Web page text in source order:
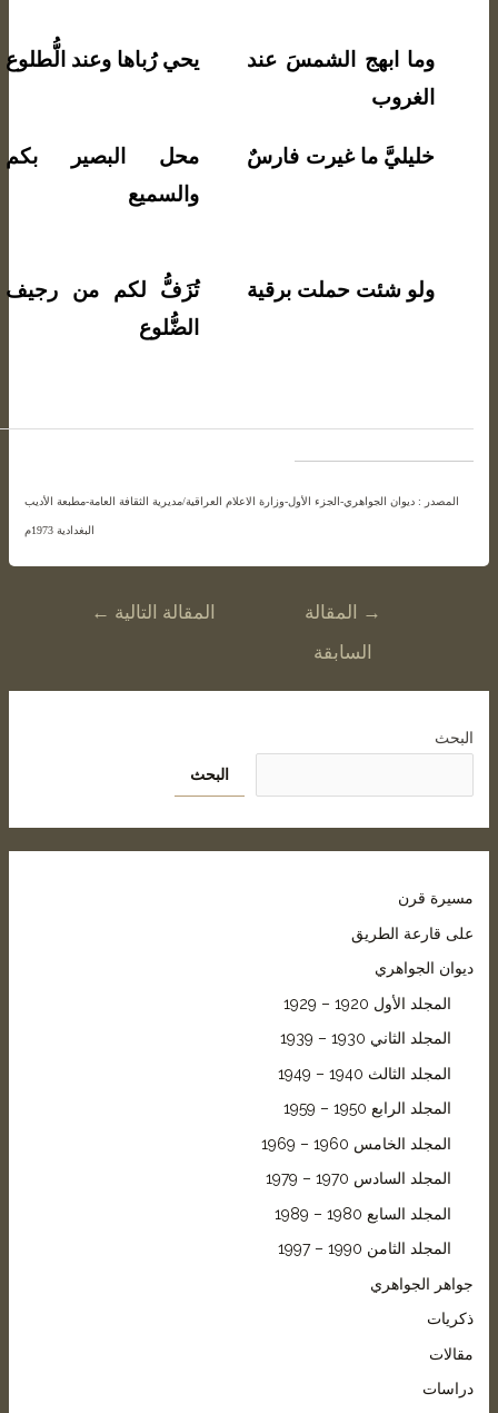
البحث
قرن
قارعة الطريق
الجواهري
المجلد الأول 1920 – 1929
المجلد الثاني 1930 – 1939
المجلد الثالث 1940 – 1949
المجلد الرابع 1950 – 1959
المجلد الخامس 1960 – 1969
المجلد السادس 1970 – 1979
المجلد السابع 1980 – 1989
المجلد الثامن 1990 – 1997
الجواهري
وما ابهج الشمسَ عند
الغروب
يحي رُباها وعند الُّطلوع
خليليَّ ما غيرت فارسٌ
محل البصير بكم
والسميع
ولو شئت حملت برقية
تُزَفُّ لكم من رجيف
الضُّلوع
المصدر : ديوان الجواهري-الجزء الأول-وزارة الاعلام العراقية/مديرية الثقافة العامة-مطبعة الأديب
البغدادية 1973م
المقالة
السابقة
المقالة التالية←